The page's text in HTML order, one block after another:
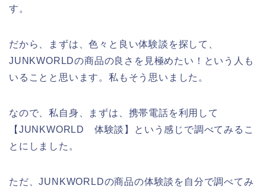
す。
だから、まずは、色々と良い体験談を探して、
JUNKWORLDの商品の良さを見極めたい！という人も
いることと思います。私もそう思いました。
なので、私自身、まずは、携帯電話を利用して
【JUNKWORLD 体験談】という感じで調べてみるこ
とにしました。
ただ、JUNKWORLDの商品の体験談を自分で調べてみ